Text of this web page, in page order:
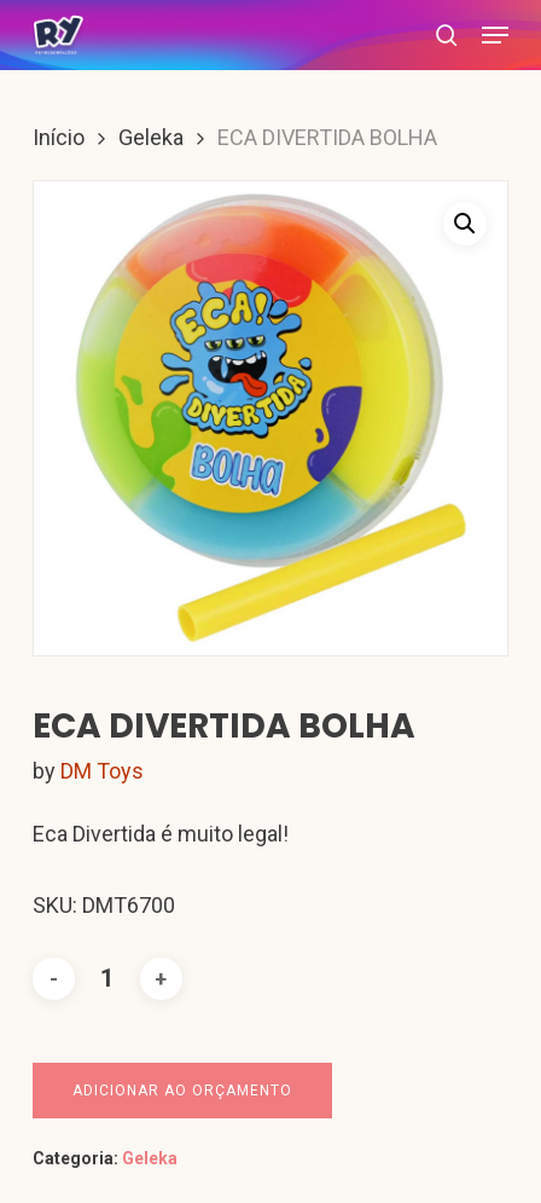
Skip
to
content
search
Menu
Início Geleka ECA DIVERTIDA BOLHA
ECA DIVERTIDA BOLHA
by DM Toys
Eca Divertida é muito legal!
SKU: DMT6700
ADICIONAR AO ORÇAMENTO
Categoria: Geleka